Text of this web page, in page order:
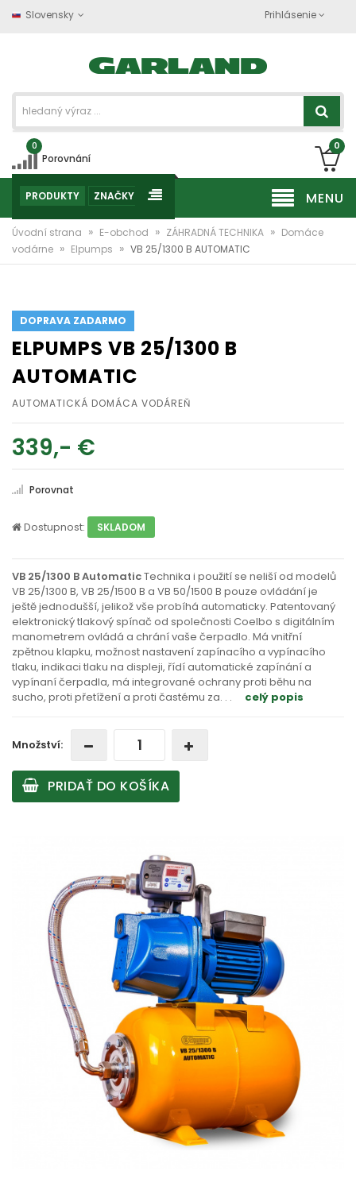
Slovensky Prihlásenie
0
Porovnání
0
MENU
PRODUKTY ZNAČKY
Úvodní strana » E-obchod » ZÁHRADNÁ TECHNIKA » Domáce
vodárne » Elpumps » VB 25/1300 B AUTOMATIC
DOPRAVA ZADARMO
ELPUMPS VB 25/1300 B
AUTOMATIC
AUTOMATICKÁ DOMÁCA VODÁREŇ
339,- €
Porovnat
Dostupnost: SKLADOM
VB 25/1300 B AutomaticTechnika i použití se neliší od modelů
VB 25/1300 B, VB 25/1500 B a VB 50/1500 B pouze ovládání je
ještě jednodušší, jelikož vše probíhá automaticky. Patentovaný
elektronický tlakový spínač od společnosti Coelbo s digitálním
manometrem ovládá a chrání vaše čerpadlo. Má vnitřní
zpětnou klapku, možnost nastavení zapínacího a vypínacího
tlaku, indikaci tlaku na displeji, řídí automatické zapínání a
vypínaní čerpadla, má integrované ochrany proti běhu na
sucho, proti přetížení a proti častému za. . . celý popis
Množství:
PRIDAŤ DO KOŠÍKA